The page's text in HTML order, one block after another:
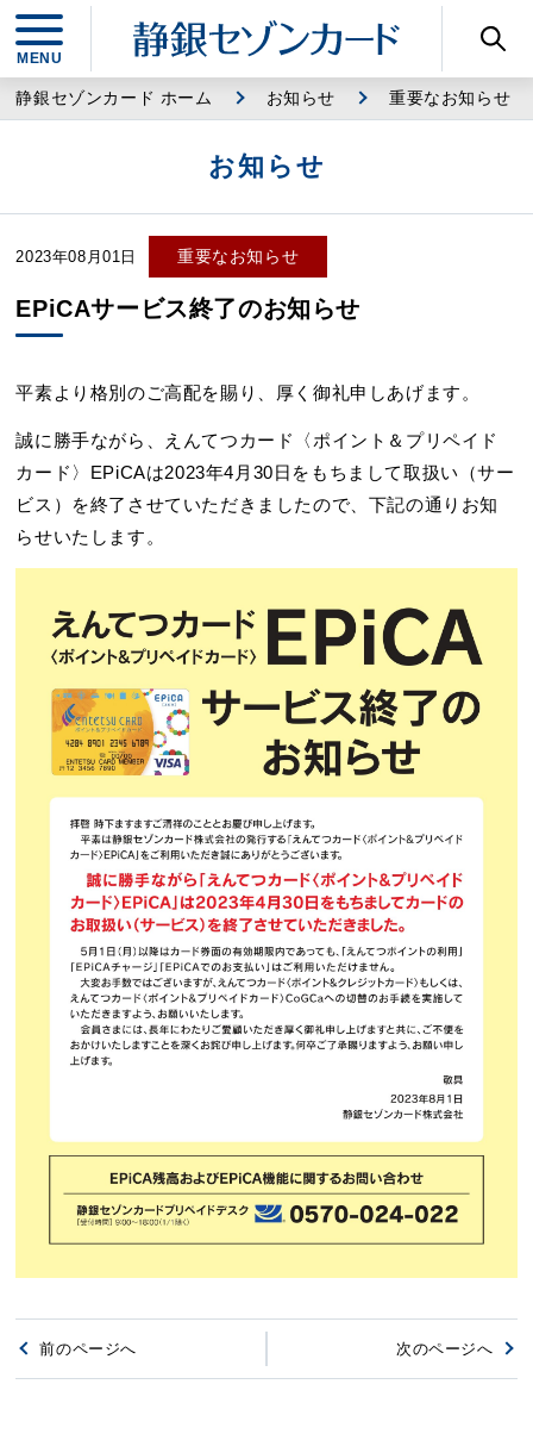
静銀セゾンカード ホーム お知らせ 重要なお知らせ
お知らせ
2023年08月01日 重要なお知らせ
EPiCAサービス終了のお知らせ
平素より格別のご高配を賜り、厚く御礼申しあげます。
誠に勝手ながら、えんてつカード〈ポイント＆プリペイド
カード〉EPiCAは2023年4月30日をもちまして取扱い（サー
ビス）を終了させていただきましたので、下記の通りお知
らせいたします。
前のページへ 次のページへ